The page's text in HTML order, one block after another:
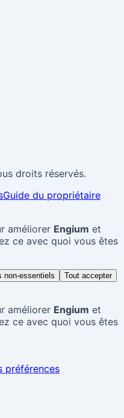
droits réservés.
Guide du propriétaire
améliorer Engium et
ce avec quoi vous êtes
non-essentiels Tout accepter
améliorer Engium et
ce avec quoi vous êtes
préférences